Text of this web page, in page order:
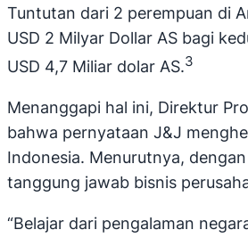
Tuntutan dari 2 perempuan di
USD 2 Milyar Dollar AS bagi
USD 4,7 Miliar dolar AS.3
Menanggapi hal ini, Direktur
bahwa pernyataan J&J
Indonesia. Menurutnya,
tanggung jawab bisnis
“Belajar dari pengalaman